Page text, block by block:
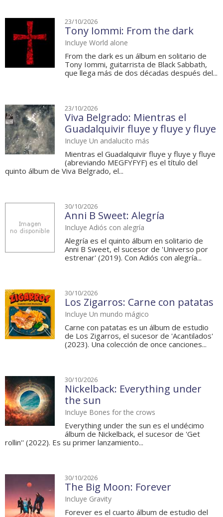
23/10/2026
Tony Iommi: From the dark
Incluye World alone
From the dark es un álbum en solitario de
Tony Iommi, guitarrista de Black Sabbath,
que llega más de dos décadas después del...
23/10/2026
Viva Belgrado: Mientras el
Guadalquivir fluye y fluye y fluye
Incluye Un andalucito más
Mientras el Guadalquivir fluye y fluye y fluye
(abreviando MEGFYFYF) es el título del
quinto álbum de Viva Belgrado, el...
30/10/2026
Anni B Sweet: Alegría
Incluye Adiós con alegría
Alegría es el quinto álbum en solitario de
Anni B Sweet, el sucesor de 'Universo por
estrenar' (2019). Con Adiós con alegría...
30/10/2026
Los Zigarros: Carne con patatas
Incluye Un mundo mágico
Carne con patatas es un álbum de estudio
de Los Zigarros, el sucesor de 'Acantilados'
(2023). Una colección de once canciones...
30/10/2026
Nickelback: Everything under
the sun
Incluye Bones for the crows
Everything under the sun es el undécimo
álbum de Nickelback, el sucesor de 'Get
rollin'' (2022). Es su primer lanzamiento...
30/10/2026
The Big Moon: Forever
Incluye Gravity
Forever es el cuarto álbum de estudio del